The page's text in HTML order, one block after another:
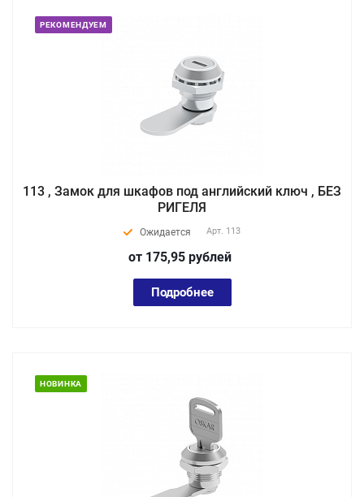
РЕКОМЕНДУЕМ
113 , Замок для шкафов под английский ключ , БЕЗ
РИГЕЛЯ
Ожидается Арт. 113
от 175,95 рублей
Подробнее
НОВИНКА